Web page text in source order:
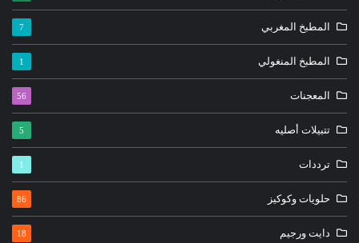
المطبخ المغربي 7
المطبخ المنغولي 1
المعجنات 56
تتبيلات أصليه 5
ترددات 1
حلويات وكوكيز 86
دايت ورجيم 18